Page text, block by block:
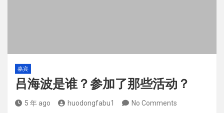
嘉宾
吕海波是谁？参加了那些活动？
5 年 ago huodongfabu1 No Comments